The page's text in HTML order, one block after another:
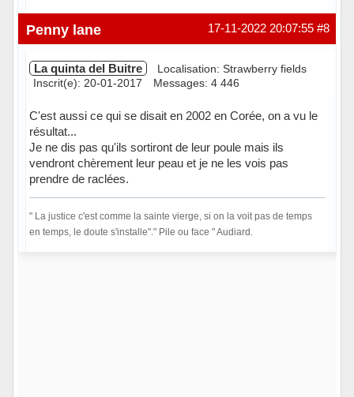
#8
17-11-2022 20:07:55
Penny lane
La quinta del Buitre
Localisation: Strawberry fields
Inscrit(e): 20-01-2017
Messages: 4 446
C'est aussi ce qui se disait en 2002 en Corée, on a vu le
résultat...
Je ne dis pas qu'ils sortiront de leur poule mais ils
vendront chèrement leur peau et je ne les vois pas
prendre de raclées.
" La justice c'est comme la sainte vierge, si on la voit pas de temps
en temps, le doute s'installe"." Pile ou face " Audiard.